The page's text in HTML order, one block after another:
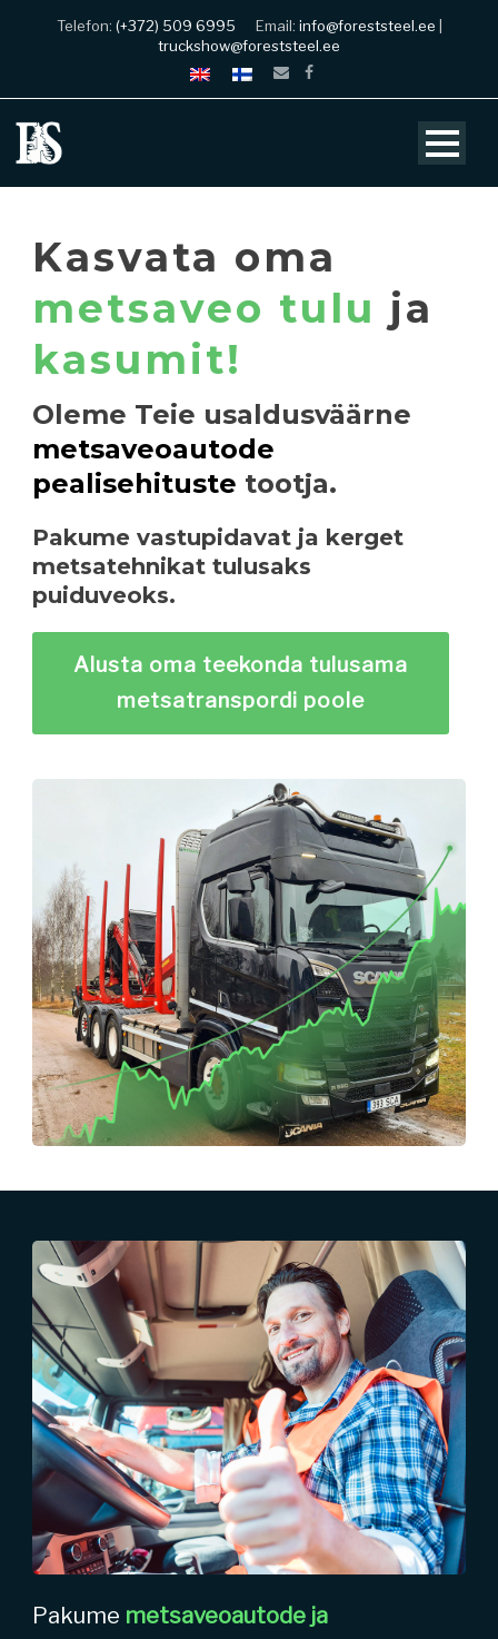
Telefon: (+372) 509 6995 Email: info@foreststeel.ee
truckshow@foreststeel.ee
Kasvata oma
metsaveo tulu ja
kasumit!
Oleme Teie usaldusväärne
metsaveoautode
pealisehituste tootja.
Pakume vastupidavat ja kerget
metsatehnikat tulusaks
puiduveoks.
Alusta oma teekonda tulusama
metsatranspordi poole
Pakume metsaveoautode ja